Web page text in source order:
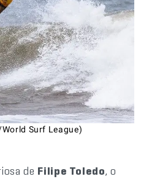
Surf League)
de Filipe Toledo, o